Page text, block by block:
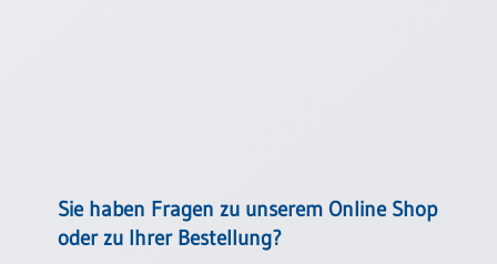
Restbestände
Sie haben Fragen zu unserem Online Shop
oder zu Ihrer Bestellung?